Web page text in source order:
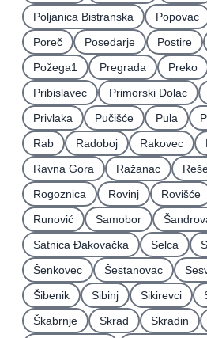
Poljanica Bistranska
Popovac
Poreč
Posedarje Postire
Požega1
Pregrada Preko
Pribislavec
Primorski Dolac
Privlaka
Pučišće Pula
Rab
Radoboj Rakovec
Ravna Gora
Ražanac
Rogoznica
Rovinj Rovišće
Runović
Samobor
Satnica Ðakovačka
Selca
Šenkovec
Šestanovac
Šibenik
Sibinj Sikirevci
Škabrnje
Skrad Skradin